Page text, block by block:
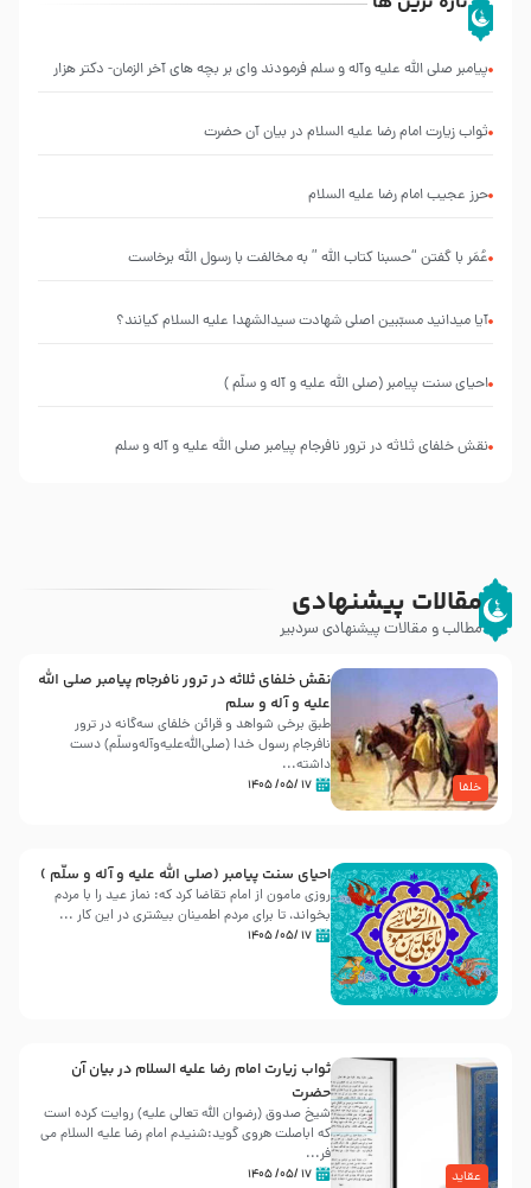
پیامبر صلی الله علیه وآله و سلم فرمودند وای بر بچه های آخر الزمان- دکتر هزار
ثواب زیارت امام رضا علیه السلام در بیان آن حضرت
حرز عجیب امام رضا علیه السلام
عُمَر با گفتن “حسبنا كتاب اللّه ” به مخالفت با رسول اللّه برخاست
آیا میدانید مسبّبین اصلی شهادت سیدالشهدا علیه ‌السلام کیانند؟
احیای سنت پیامبر (صلی الله علیه و آله و سلّم )
نقش خلفای ثلاثه در ترور نافرجام پیامبر صلی الله علیه و آله و سلم
مقالات پیشنهادی
مطالب و مقالات پیشنهادی سردبیر
خلفا
نقش خلفای ثلاثه در ترور نافرجام پیامبر صلی الله
علیه و آله و سلم
طبق برخی شواهد و قرائن خلفای سه‌گانه در ترور
نافرجام رسول خدا (صلی‌الله‌علیه‌و‌آله‌وسلّم) دست
داشته‌...
۱۷ /۰۵/ ۱۴۰۵
احیای سنت پیامبر (صلی الله علیه و آله و سلّم )
روزی مامون از امام تقاضا کرد که: نماز عید را با مردم
بخواند، تا برای مردم اطمینان بیشتری در این کار ...
۱۷ /۰۵/ ۱۴۰۵
عقاید
ثواب زیارت امام رضا علیه السلام در بیان آن
حضرت
شیخ صدوق (رضوان الله تعالی علیه) روایت کرده است
که اباصلت هروی گوید:شنیدم امام رضا علیه السلام می
فر...
۱۷ /۰۵/ ۱۴۰۵